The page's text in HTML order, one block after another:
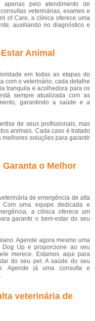
pelo atendimento de
veterinárias, exames e
of Care, a clínica oferece uma
auxiliando no diagnóstico e
Animal
em todas as etapas do
com o veterinário, cada detalhe
tranquila e acolhedora para os
sempre atualizada com as
garantindo a saúde e a
de seus profissionais, mas
animais. Cada caso é tratado
soluções para garantir
o Melhor
de emergência de alta
uma equipe dedicada e
a clínica oferece um
garantir o bem-estar do seu
Agende agora mesmo uma
Dog Up e proporcione ao seu
merece. Estamos aqui para
do seu pet. A saúde do seu
Agende já uma consulta e
veterinária de